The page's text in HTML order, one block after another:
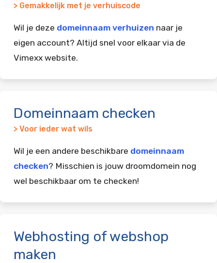
> Gemakkelijk met je verhuiscode
Wil je deze domeinnaam verhuizen naar je
eigen account? Altijd snel voor elkaar via de
Vimexx website.
Domeinnaam checken
> Voor ieder wat wils
Wil je een andere beschikbare domeinnaam
checken? Misschien is jouw droomdomein nog
wel beschikbaar om te checken!
Webhosting of webshop
maken